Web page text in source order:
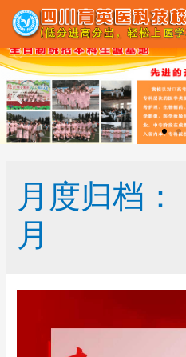
月度归档：
月